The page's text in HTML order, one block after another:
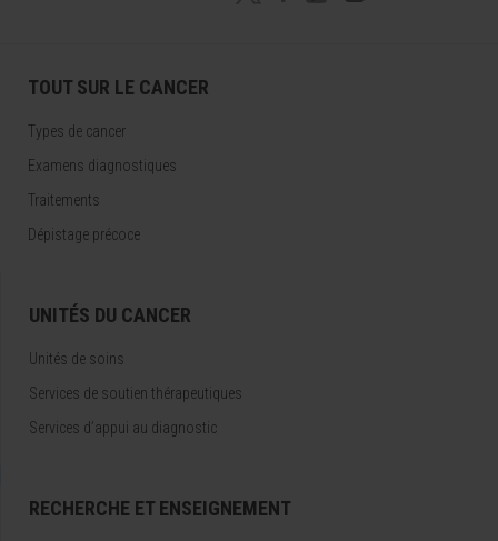
TOUT SUR LE CANCER
Types de cancer
Examens diagnostiques
Traitements
Dépistage précoce
UNITÉS DU CANCER
Unités de soins
Services de soutien thérapeutiques
Services d’appui au diagnostic
RECHERCHE ET ENSEIGNEMENT